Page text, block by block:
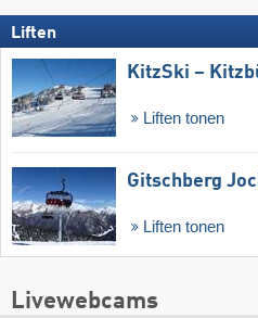
Liften
KitzSki –
Liften tonen
Gitschberg
Liften tonen
Livewebcams